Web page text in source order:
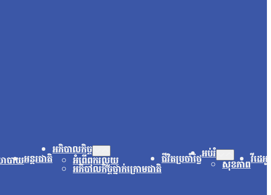
បាយអន្តរជាតិ
អភិបាលកិច្ច
អំពើពុករលួយ
អភិបាលកិច្ចថ្នាក់ក្រោមជាតិ
ជីវិតប្រចាំថ្ងៃអប់រំ
សុខភាពវីដេអូ